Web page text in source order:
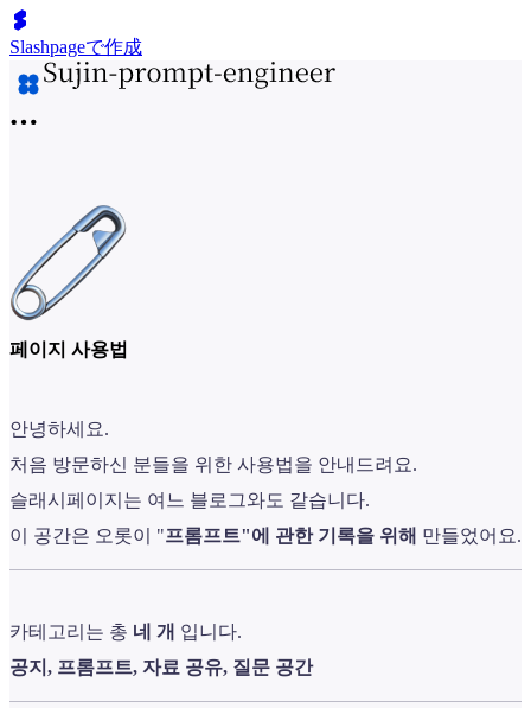
Slashpageで作成
페이지 사용법
안녕하세요.
처음 방문하신 분들을 위한 사용법을 안내드려요.
슬래시페이지는 여느 블로그와도 같습니다.
이 공간은 오롯이 "프롬프트"에 관한 기록을 위해 만들었어요.
카테고리는 총 네 개 입니다.
공지, 프롬프트, 자료 공유, 질문 공간